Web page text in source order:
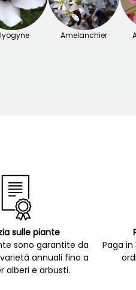
Amelanchier
sulle piante
sono garantite da
annuali fino a
alberi e arbusti.
Paga